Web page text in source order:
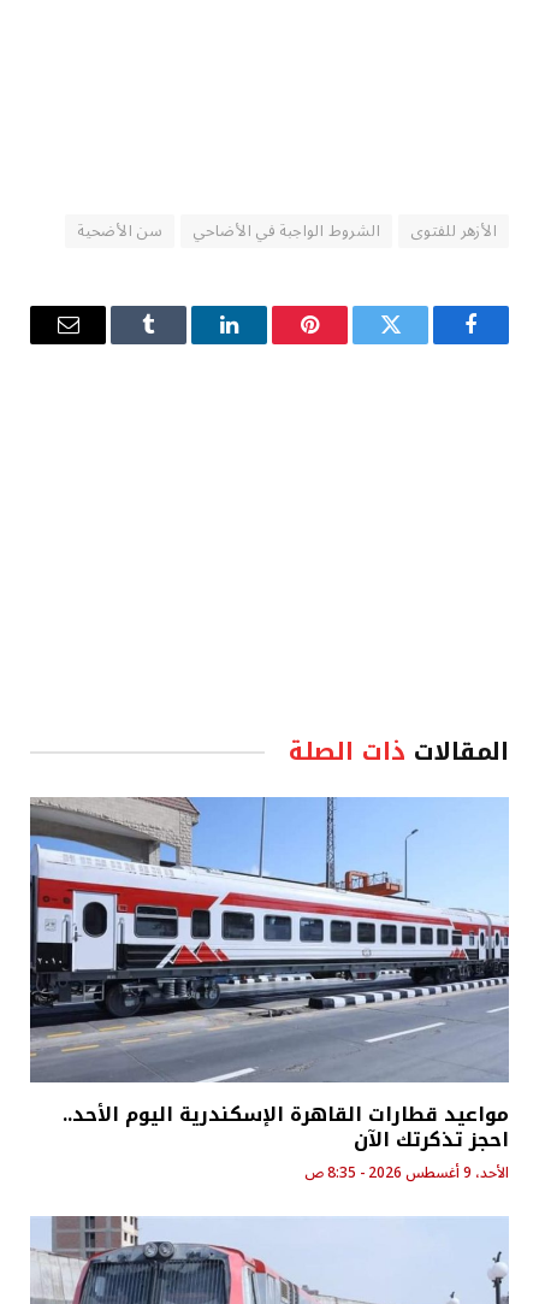
الأزهر للفتوى الشروط الواجبة في الأضاحي سن الأضحية
فيسبوك تويتر بينتيريستلينكدإن Tumblr
البريد
المقالات ذات الصلة
مواعيد قطارات القاهرة الإسكندرية اليوم الأحد..
احجز تذكرتك الآن
الأحد، 9 أغسطس 2026 - 8:35 ص